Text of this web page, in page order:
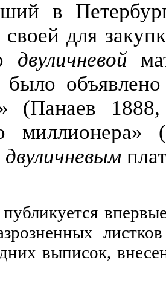
в
своей для
двуличневой
было
(Панаев
двуличневым
публикуется
выписок,